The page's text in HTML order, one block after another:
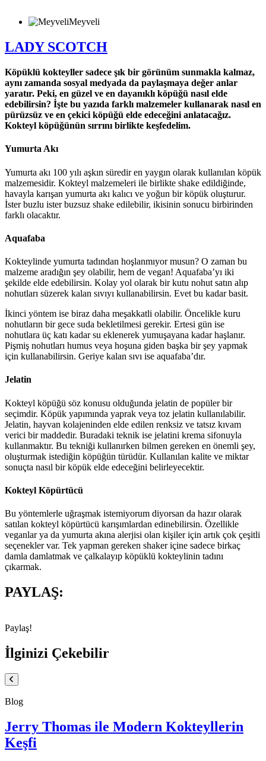
Meyveli
LADY SCOTCH
Köpüklü kokteyller sadece şık bir görünüm sunmakla kalmaz,
aynı zamanda sosyal medyada da paylaşmaya değer anlar
yaratır. Peki, en güzel ve en dayanıklı köpüğü nasıl elde
edebilirsin? İşte bu yazıda farklı malzemeler kullanarak nasıl en
pürüzsüz ve en çekici köpüğü elde edeceğini anlatacağız.
Kokteyl köpüğünün sırrını birlikte keşfedelim.
Yumurta Akı
Yumurta akı 100 yılı aşkın süredir en yaygın olarak kullanılan köpük
malzemesidir. Kokteyl malzemeleri ile birlikte shake edildiğinde,
havayla karışan yumurta akı kalıcı ve yoğun bir köpük oluşturur.
İster buzlu ister buzsuz shake edilebilir, ikisinin sonucu birbirinden
farklı olacaktır.
Aquafaba
Kokteylinde yumurta tadından hoşlanmıyor musun? O zaman bu
malzeme aradığın şey olabilir, hem de vegan! Aquafaba’yı iki
şekilde elde edebilirsin. Kolay yol olarak bir kutu nohut satın alıp
nohutları süzerek kalan sıvıyı kullanabilirsin. Evet bu kadar basit.
İkinci yöntem ise biraz daha meşakkatli olabilir. Öncelikle kuru
nohutların bir gece suda bekletilmesi gerekir. Ertesi gün ise
nohutlara üç katı kadar su eklenerek yumuşayana kadar haşlanır.
Pişmiş nohutları humus veya hoşuna giden başka bir şey yapmak
için kullanabilirsin. Geriye kalan sıvı ise aquafaba’dır.
Jelatin
Kokteyl köpüğü söz konusu olduğunda jelatin de popüler bir
seçimdir. Köpük yapımında yaprak veya toz jelatin kullanılabilir.
Jelatin, hayvan kolajeninden elde edilen renksiz ve tatsız kıvam
verici bir maddedir. Buradaki teknik ise jelatini krema sifonuyla
kullanmaktır. Bu tekniği kullanırken bilmen gereken en önemli şey,
oluşturmak istediğin köpüğün türüdür. Kullanılan kalite ve miktar
sonuçta nasıl bir köpük elde edeceğini belirleyecektir.
Kokteyl Köpürtücü
Bu yöntemlerle uğraşmak istemiyorum diyorsan da hazır olarak
satılan kokteyl köpürtücü karışımlardan edinebilirsin. Özellikle
veganlar ya da yumurta akına alerjisi olan kişiler için artık çok çeşitli
seçenekler var. Tek yapman gereken shaker içine sadece birkaç
damla damlatmak ve çalkalayıp köpüklü kokteylinin tadını
çıkarmak.
PAYLAŞ:
Paylaş!
İlginizi Çekebilir
Blog
Jerry Thomas ile Modern Kokteyllerin
Keşfi